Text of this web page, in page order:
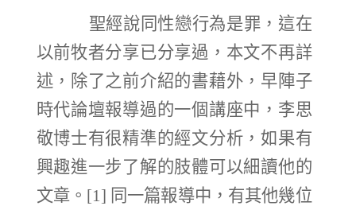
聖經說同性戀行為是罪，這在
以前牧者分享已分享過，本文不再詳
述，除了之前介紹的書藉外，早陣子
時代論壇報導過的一個講座中，李思
敬博士有很精準的經文分析，如果有
興趣進一步了解的肢體可以細讀他的
文章。 [1] 同一篇報導中，有其他幾位